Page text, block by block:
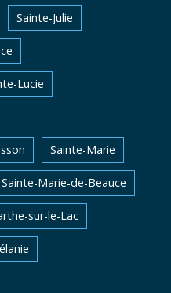
Sainte-Julie
Lucie
Sainte-Marie
Sainte-Marie-de-Beauce
sur-le-Lac